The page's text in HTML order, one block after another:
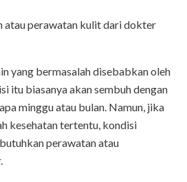
atau perawatan kulit dari dokter
yang bermasalah disebabkan oleh
itu biasanya akan sembuh dengan
minggu atau bulan. Namun, jika
kesehatan tertentu, kondisi
perawatan atau